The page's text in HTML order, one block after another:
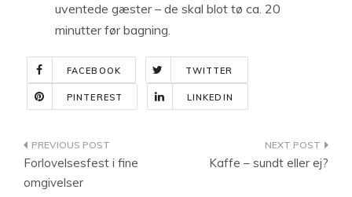
uventede gæster – de skal blot tø ca. 20
minutter før bagning.
FACEBOOK TWITTER
PINTEREST LINKEDIN
Indlægsnavigation
Forlovelsesfest i fine
omgivelser
Kaffe – sundt eller ej?